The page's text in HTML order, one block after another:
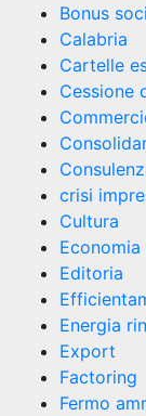
Bonus
Calabria
Cartelle
Cessione
crisi
Cultura
Editoria
Energia
Export
Factoring
Fermo